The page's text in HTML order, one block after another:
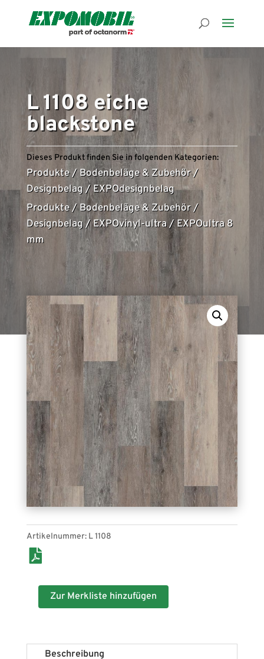
L 1108 eiche
blackstone
Dieses Produkt finden Sie in folgenden Kategorien:
Produkte/ Bodenbeläge & Zubehör/
Designbelag/EXPOdesignbelag
Produkte/Bodenbeläge & Zubehör/
Designbelag/EXPOvinyl-ultra/EXPOultra 8
mm
EXPOultra 8 mm L 1108 (eiche blackstone).
Planken, für den Indoor-Bereich geeignet.
Artikelnummer: L 1108
Zur Merkliste hinzufügen
Beschreibung